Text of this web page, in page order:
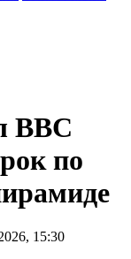
ВВС
по
15:30